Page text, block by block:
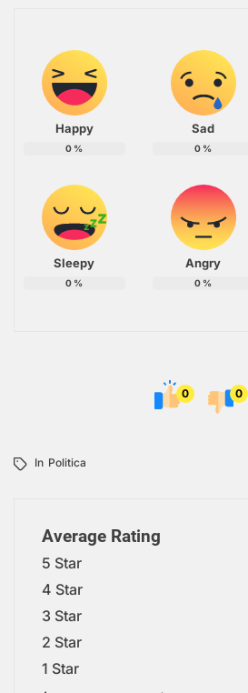
Happy
0 %
Sad
0 %
Sleepy
0 %
Angry
0 %
0 0
In Politica
Average Rating
5 Star
4 Star
3 Star
2 Star
1 Star